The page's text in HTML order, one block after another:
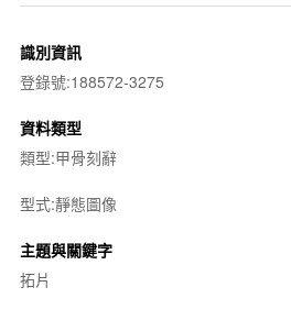
識別資訊
登錄號:188572-3275
資料類型
類型:甲骨刻辭
型式:靜態圖像
主題與關鍵字
拓片